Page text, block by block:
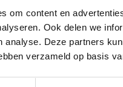
om content en
Ook delen we
analyse. Deze partners
verzameld op basis